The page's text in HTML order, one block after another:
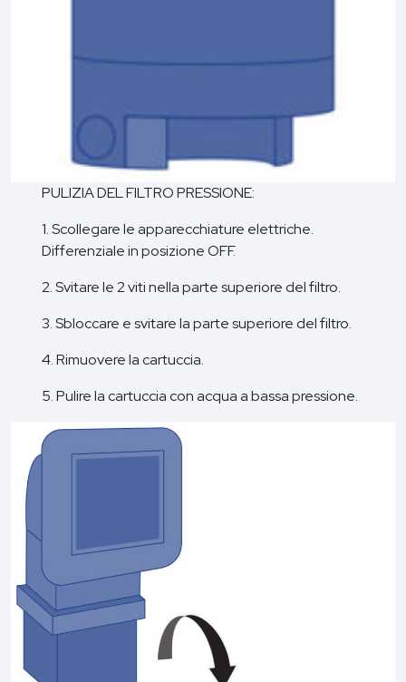
PULIZIA DEL FILTRO PRESSIONE:
1. Scollegare le apparecchiature elettriche.
Differenziale in posizione OFF.
2. Svitare le 2 viti nella parte superiore del filtro.
3. Sbloccare e svitare la parte superiore del filtro.
4. Rimuovere la cartuccia.
5. Pulire la cartuccia con acqua a bassa pressione.